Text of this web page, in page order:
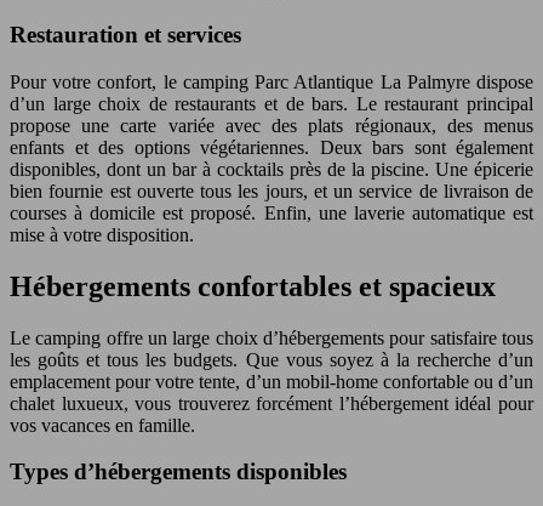
Restauration et services
Pour votre confort, le camping Parc Atlantique La Palmyre dispose
d’un large choix de restaurants et de bars. Le restaurant principal
propose une carte variée avec des plats régionaux, des menus
enfants et des options végétariennes. Deux bars sont également
disponibles, dont un bar à cocktails près de la piscine. Une épicerie
bien fournie est ouverte tous les jours, et un service de livraison de
courses à domicile est proposé. Enfin, une laverie automatique est
mise à votre disposition.
Hébergements confortables et spacieux
Le camping offre un large choix d’hébergements pour satisfaire tous
les goûts et tous les budgets. Que vous soyez à la recherche d’un
emplacement pour votre tente, d’un mobil-home confortable ou d’un
chalet luxueux, vous trouverez forcément l’hébergement idéal pour
vos vacances en famille.
Types d’hébergements disponibles